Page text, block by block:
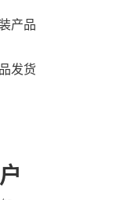
产品
发货